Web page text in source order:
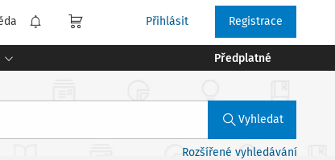
Přihlásit Registrace
Předplatné
Vyhledat
Rozšířené vyhledávání